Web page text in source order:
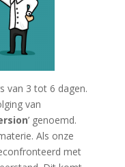
van 3 tot 6 dagen.
van
’ genoemd.
Als onze
met